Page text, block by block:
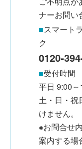
ナーお問い
■スマート
ク
0120-
■受付時間
平日 9:00
土・日・祝
けません。
※お問合せ
案内する場